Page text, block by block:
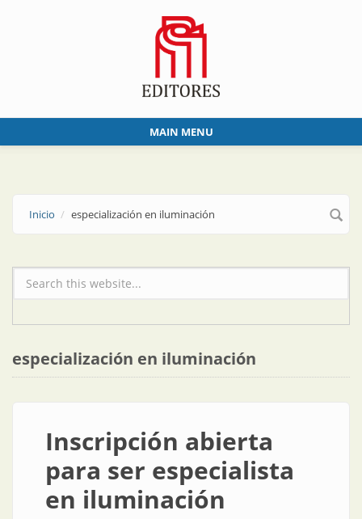
MAIN MENU
Inicio especialización en iluminación
Formulario de búsqueda
especialización en iluminación
Inscripción abierta
para ser especialista
en iluminación